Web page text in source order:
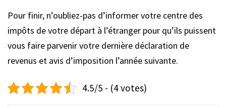
Pour finir, n’oubliez-pas d’informer votre centre des
impôts de votre départ à l’étranger pour qu’ils puissent
vous faire parvenir votre dernière déclaration de
revenus et avis d’imposition l’année suivante.
4.5/5 - (4 votes)